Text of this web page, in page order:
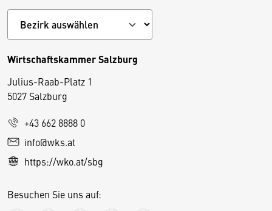
Wirtschaftskammer Salzburg
Julius-Raab-Platz 1
5027 Salzburg
+43 662 8888 0
info@wks.at
https://wko.at/sbg
Besuchen Sie uns auf:
D
e
s
S